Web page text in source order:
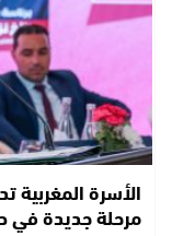
الأسرة
مرحلة جديدة في